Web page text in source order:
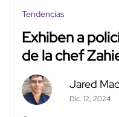
Tendencias
Exhiben a
de la chef
Jared
Dic. 12, 2024